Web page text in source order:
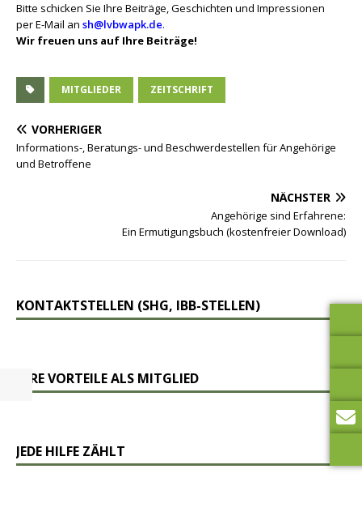
Bitte schicken Sie Ihre Beiträge, Geschichten und Impressionen
per E-Mail an sh@lvbwapk.de.
Wir freuen uns auf Ihre Beiträge!
MITGLIEDER ZEITSCHRIFT
VORHERIGER
Informations-, Beratungs- und Beschwerdestellen für Angehörige
und Betroffene
NÄCHSTER
Angehörige sind Erfahrene:
Ein Ermutigungsbuch (kostenfreier Download)
KONTAKTSTELLEN (SHG, IBB-STELLEN)
IHRE VORTEILE ALS MITGLIED
JEDE HILFE ZÄHLT